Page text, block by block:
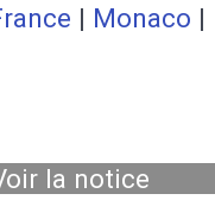
| Monaco |
la notice